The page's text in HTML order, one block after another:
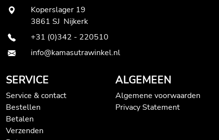
Koperslager 19
3861 SJ Nijkerk
+31 (0)342 - 220510
info@kamasutrawinkel.nl
SERVICE
Service & contact
Bestellen
Betalen
Verzenden
ALGEMEEN
Algemene voorwaarden
Privacy Statement